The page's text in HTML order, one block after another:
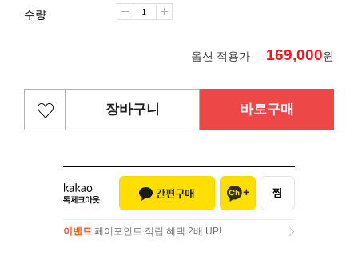
수량
옵션 적용가 169,000원
장바구니 바로구매
이벤트 페이포인트 적립 혜택 2배 UP!